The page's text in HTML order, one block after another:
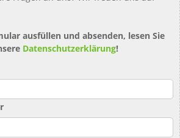
ausfüllen und absenden, lesen Sie
Datenschutzerklärung!